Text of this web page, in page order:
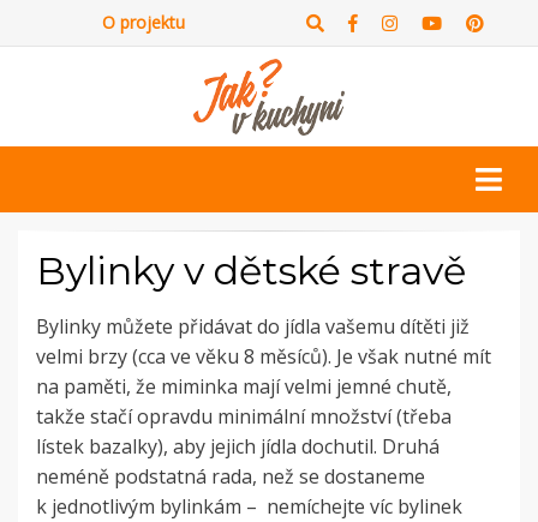
O projektu
Bylinky v dětské stravě
Bylinky můžete přidávat do jídla vašemu dítěti již
velmi brzy (cca ve věku 8 měsíců). Je však nutné mít
na paměti, že miminka mají velmi jemné chutě,
takže stačí opravdu minimální množství (třeba
lístek bazalky), aby jejich jídla dochutil. Druhá
neméně podstatná rada, než se dostaneme
k jednotlivým bylinkám – nemíchejte víc bylinek